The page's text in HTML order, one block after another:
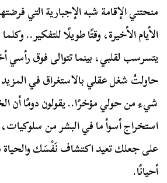
منحتني الإقامة شبه الإجبارية التي
الأيام الأخيرة، وقتًا طويلًا للتفكير..
يتسرسب لقلبي، بينما تتوالى فوق رأسي
حاولتُ شغل عقلي بالاستغراق في
شيء من حولي مؤخرًا.. يقولون دومًا أن
استخراج أسوأ ما في البشر من
على جعلك تعيد اكتشاف نَفْسَك
أحيانًا.